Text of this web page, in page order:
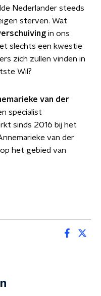
Nederlander steeds
sterven. Wat
in ons
slechts een kwestie
zich zullen vinden in
Wil?
van der
specialist
sinds 2016 bij het
van der
het gebied van